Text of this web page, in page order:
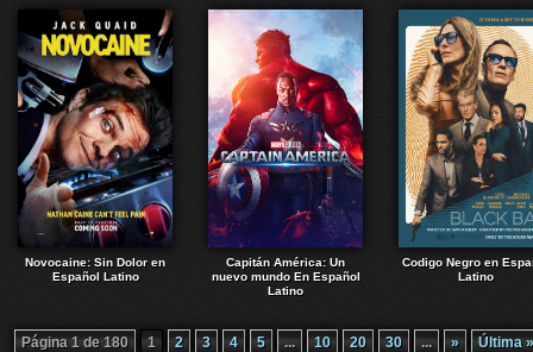
Novocaine: Sin Dolor en
Español Latino
Capitán América: Un
nuevo mundo En Español
Latino
Codigo Negro en
Latino
Página 1 de 180 1 2 3 4 5 ... 10 20 30 ... » Última »